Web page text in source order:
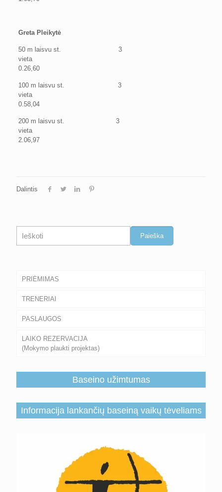
Greta Pleikytė
50 m laisvu st. 3
vieta
0.26,60
100 m laisvu st. 3
vieta
0.58,04
200 m laisvu st. 3
vieta
2.06,97
Dalintis
Paieška Paieška
PRIĖMIMAS
TRENERIAI
PASLAUGOS
LAIKO REZERVACIJA
(Mokymo plaukti projektas)
Baseino užimtumas
Informacija lankančių baseiną vaikų tėveliams